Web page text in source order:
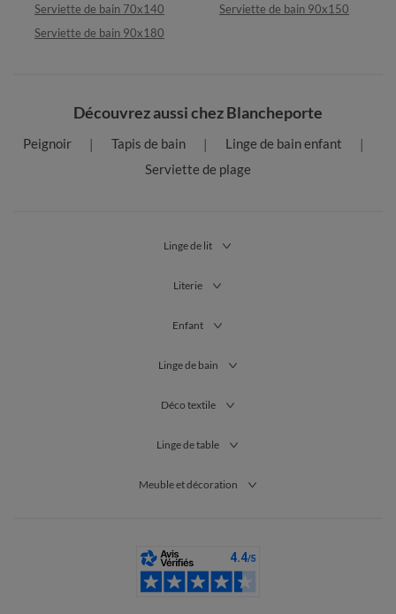
Serviette de bain 70x140
Serviette de bain 90x150
Serviette de bain 90x180
Découvrez aussi chez Blancheporte
Peignoir Tapis de bain
Linge de bain enfant
Serviette de plage
Linge de lit
Literie
Enfant
Linge de bain
Déco textile
Linge de table
Meuble et décoration